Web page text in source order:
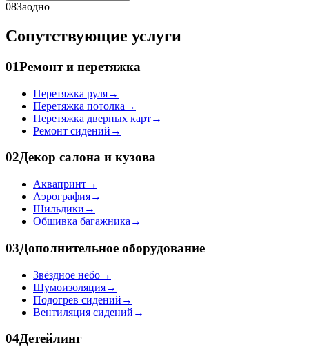
08Заодно
Сопутствующие услуги
01Ремонт и перетяжка
Перетяжка руля→
Перетяжка потолка →
Перетяжка дверных карт→
Ремонт сидений →
02Декор салона и кузова
Аквапринт→
Аэрография→
Шильдики →
Обшивка багажника →
03Дополнительное оборудование
Звёздное небо→
Шумоизоляция→
Подогрев сидений →
Вентиляция сидений →
04Детейлинг